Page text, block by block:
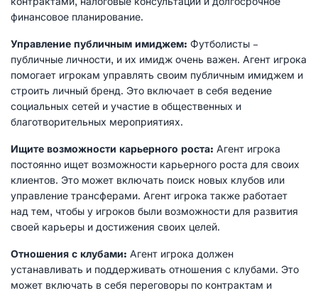
финансовое планирование.
Управление публичным имиджем: Футболисты –
публичные личности, и их имидж очень важен. Агент игрока
помогает игрокам управлять своим публичным имиджем и
строить личный бренд. Это включает в себя ведение
социальных сетей и участие в общественных и
благотворительных мероприятиях.
Ищите возможности карьерного роста: Агент игрока
постоянно ищет возможности карьерного роста для своих
клиентов. Это может включать поиск новых клубов или
управление трансферами. Агент игрока также работает
над тем, чтобы у игроков были возможности для развития
своей карьеры и достижения своих целей.
Отношения с клубами: Агент игрока должен
устанавливать и поддерживать отношения с клубами. Это
может включать в себя переговоры по контрактам и